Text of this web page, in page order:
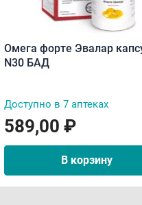
Омега форте Эвалар
N30 БАД
Доступно в 7 аптеках
589,00 ₽
В корзину